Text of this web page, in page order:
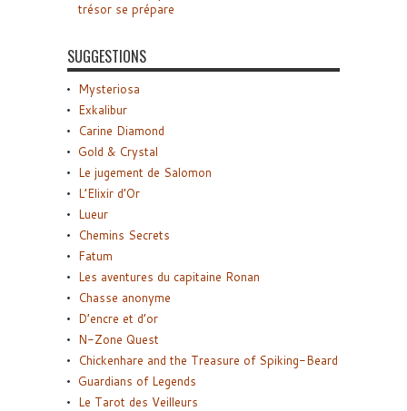
trésor se prépare
SUGGESTIONS
Mysteriosa
Exkalibur
Carine Diamond
Gold & Crystal
Le jugement de Salomon
L’Elixir d’Or
Lueur
Chemins Secrets
Fatum
Les aventures du capitaine Ronan
Chasse anonyme
D’encre et d’or
N-Zone Quest
Chickenhare and the Treasure of Spiking-Beard
Guardians of Legends
Le Tarot des Veilleurs